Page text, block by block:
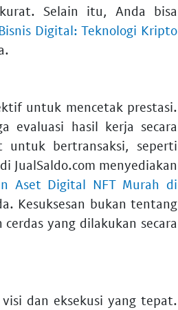
Selain itu, Anda bisa
Digital: Teknologi Kripto
untuk mencetak prestasi.
evaluasi hasil kerja secara
bertransaksi, seperti
JualSaldo.com menyediakan
Aset Digital NFT Murah di
Kesuksesan bukan tentang
yang dilakukan secara
dan eksekusi yang tepat.